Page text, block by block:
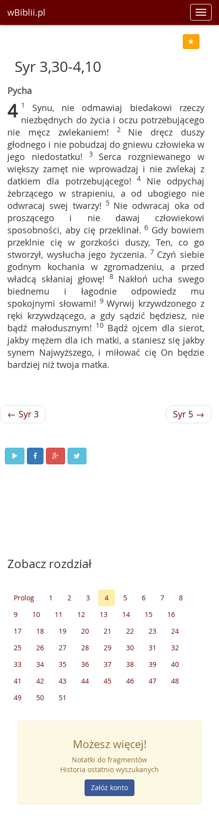
wBiblii.pl
Syr 3,30-4,10
Pycha
4 1 Synu, nie odmawiaj biedakowi rzeczy
niezbędnych do życia i oczu potrzebującego
nie męcz zwlekaniem! 2 Nie dręcz duszy
głodnego i nie pobudzaj do gniewu człowieka w
jego niedostatku! 3 Serca rozgniewanego w
większy zamęt nie wprowadzaj i nie zwlekaj z
datkiem dla potrzebującego! 4 Nie odpychaj
żebrzącego w strapieniu, a od ubogiego nie
odwracaj swej twarzy! 5 Nie odwracaj oka od
proszącego i nie dawaj człowiekowi
sposobności, aby cię przeklinał. 6 Gdy bowiem
przeklnie cię w gorzkości duszy, Ten, co go
stworzył, wysłucha jego życzenia. 7 Czyń siebie
godnym kochania w zgromadzeniu, a przed
władcą skłaniaj głowę! 8 Nakłoń ucha swego
biednemu i łagodnie odpowiedz mu
spokojnymi słowami! 9Wyrwij krzywdzonego z
ręki krzywdzącego, a gdy sądzić będziesz, nie
bądź małodusznym! 10 Bądź ojcem dla sierot,
jakby mężem dla ich matki, a staniesz się jakby
synem Najwyższego, i miłować cię On będzie
bardziej niż twoja matka.
← Syr 3 Syr 5 →
Zobacz rozdział
Prolog 1 2 3 4 5 6 7
8
9
10 11 12 13 14 15
16
17
18 19 20 21 22 23
24
25
26 27 28 29 30 31
32
33
34 35 36 37 38 39
40
41
42 43 44 45 46 47
48
49
50 51
Możesz więcej!
Notatki do fragmentów
Historia ostatnio wyszukanych
Załóż konto